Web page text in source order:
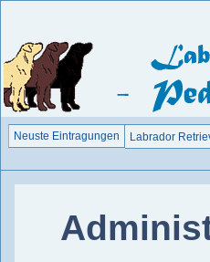
Neuste Eintragungen Labrador